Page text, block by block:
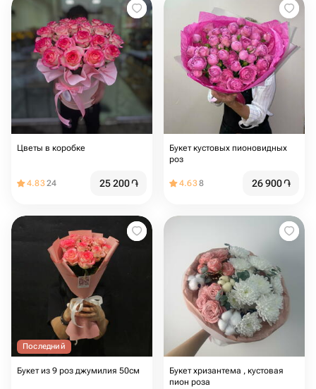
Цветы в коробке
4.8324 25 200֏
Букет кустовых пионовидных
роз
4.638 26 900֏
Последний
Букет из 9 роз джумилия 50см
Букет хризантема , кустовая
пион роза